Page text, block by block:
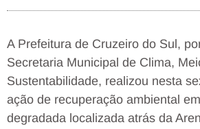
A Prefeitura de Cruzeiro do Sul,
Secretaria Municipal de Clima,
Sustentabilidade, realizou nesta
ação de recuperação ambiental
degradada localizada atrás da